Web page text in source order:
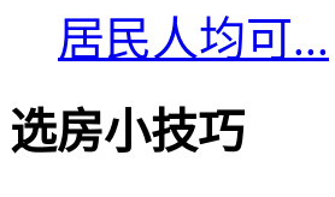
居民人均可...
选房小技巧